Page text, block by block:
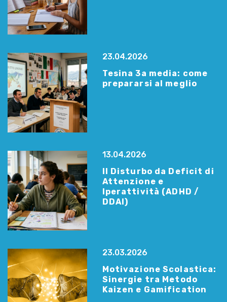
23.04.2026
Tesina 3a media: come
prepararsi al meglio
13.04.2026
Il Disturbo da Deficit di
Attenzione e
Iperattività (ADHD /
DDAI)
23.03.2026
Motivazione Scolastica:
Sinergie tra Metodo
Kaizen e Gamification